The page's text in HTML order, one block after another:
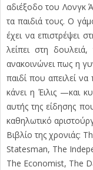
αδιέξοδο του Λονγκ
τα παιδιά τους. Ο
έχει να επιστρέψει
λείπει στη δουλειά,
ανακοινώνει πως η
παιδί που απειλεί
κάνει η Έιλις —και
αυτής της είδησης
καθηλωτικό
Βιβλίο της χρονιάς:
Statesman, The
The Economist, The